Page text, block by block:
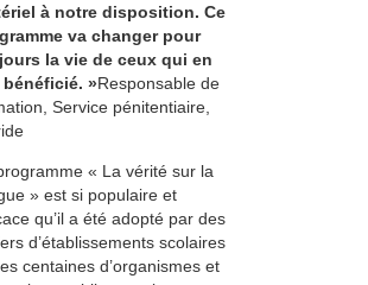
à notre disposition. Ce
va changer pour
la vie de ceux qui en
»Responsable de
Service pénitentiaire,
« La vérité sur la
» est si populaire et
qu’il a été adopté par des
d’établissements scolaires
centaines d’organismes et